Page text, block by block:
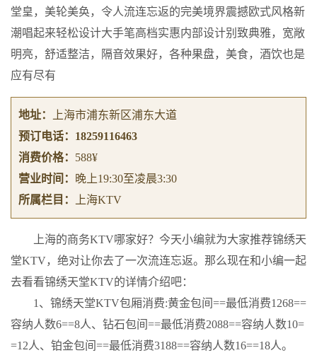
堂皇，美轮美奂，令人流连忘返的完美境界震撼欧式风格新
潮唱起来轻松设计大手笔高档实惠内部设计别致典雅，宽敞
明亮，舒适整洁，隔音效果好，各种果盘，美食，酒饮也是
应有尽有
地址：
上海市浦东新区浦东大道
预订电话： 18259116463
消费价格： 588¥
营业时间：
晚上19:30至凌晨3:30
所属栏目：
上海KTV
上海的商务KTV哪家好？今天小编就为大家推荐锦绣天
堂KTV，绝对让你去了一次流连忘返。那么现在和小编一起
去看看锦绣天堂KTV的详情介绍吧：
1、锦绣天堂KTV包厢消费:黄金包间==最低消费1268==
容纳人数6==8人、钻石包间==最低消费2088==容纳人数10=
=12人、铂金包间==最低消费3188==容纳人数16==18人。